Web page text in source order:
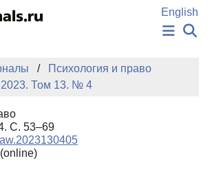
содержанию
English
НОВОСТИ
ИЗДАНИЯ
ПОДАТЬ РУКОПИСЬ
БАЗА ЗНАНИЙ
КЛЮЧЕВЫЕ СЛОВА
Психология и право
2023. Том 13. № 4
С. 53–69